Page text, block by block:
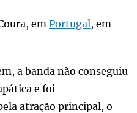
em Portugal, em
a banda não conseguiu
e foi
atração principal, o